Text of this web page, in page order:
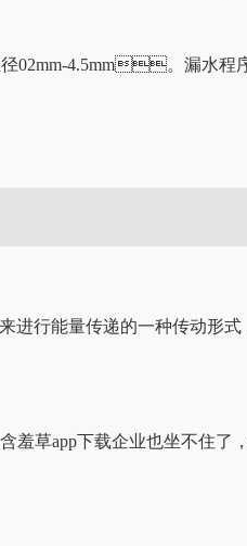
径02mm-4.5mm。漏水
行能量传递的一种传动形式
草app下载企业也坐不住了